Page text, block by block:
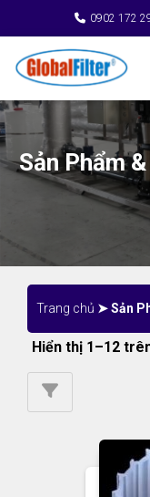
0902 172
Sản Phẩm
Trang chủ ➤ Sản
Hiển thị 1–12